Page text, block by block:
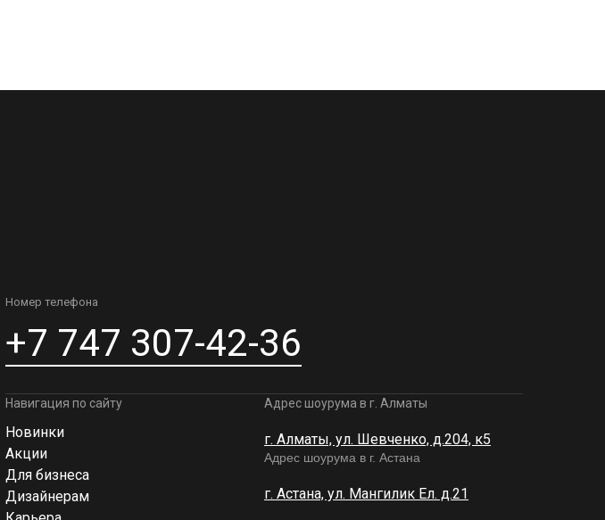
Номер телефона
+7 747 307-42-36
Навигация по сайту
Новинки
Акции
Для бизнеса
Дизайнерам
Адрес шоурума в г. Алматы
г. Алматы, ул. Шевченко, д.204, к5
Адрес шоурума в г. Астана
г. Астана, ул. Мангилик Ел. д.21